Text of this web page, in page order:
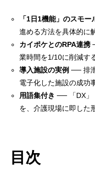
「1日1機能」のスモー
進める方法を具体的に
カイポケとのRPA連携
業時間を1/10に削減す
導入施設の実例 ── 排
電子化した施設の成功
用語集付き ── 「DX」
を、介護現場に即した
目次